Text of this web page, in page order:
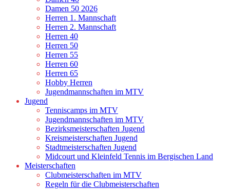
Damen 50 2026
Herren 1. Mannschaft
Herren 2. Mannschaft
Herren 40
Herren 50
Herren 55
Herren 60
Herren 65
Hobby Herren
Jugendmannschaften im MTV
Jugend
Tenniscamps im MTV
Jugendmannschaften im MTV
Bezirksmeisterschaften Jugend
Kreismeisterschaften Jugend
Stadtmeisterschaften Jugend
Midcourt und Kleinfeld Tennis im Bergischen Land
Meisterschaften
Clubmeisterschaften im MTV
Regeln für die Clubmeisterschaften